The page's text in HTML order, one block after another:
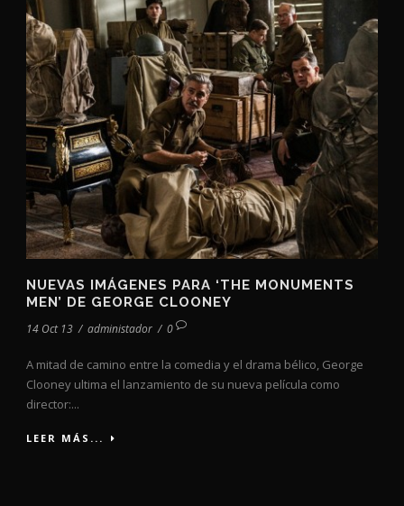
NUEVAS IMÁGENES PARA ‘THE MONUMENTS
MEN’ DE GEORGE CLOONEY
14 Oct 13 / administador / 0
A mitad de camino entre la comedia y el drama bélico, George
Clooney ultima el lanzamiento de su nueva película como
director:...
LEER MÁS...